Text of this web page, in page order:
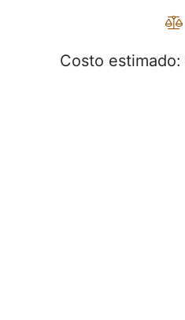
Costo estimado: